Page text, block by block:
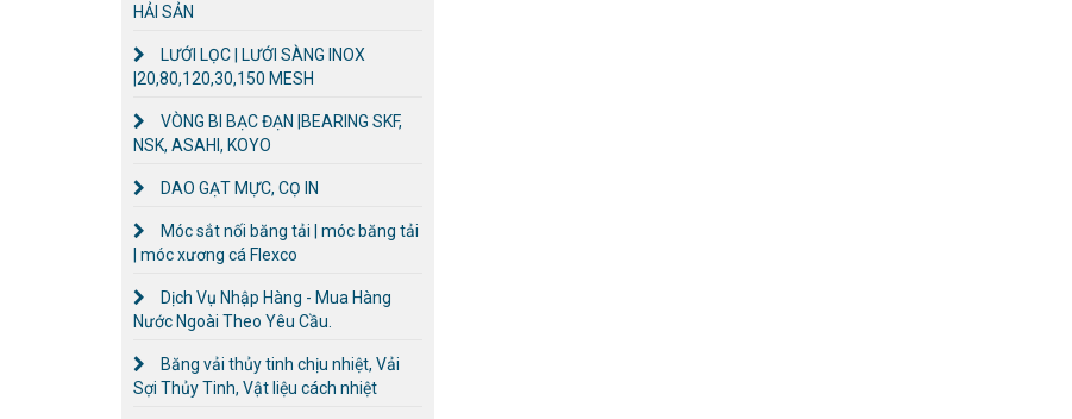
HẢI SẢN
LƯỚI LỌC | LƯỚI SÀNG INOX
|20,80,120,30,150 MESH
VÒNG BI BẠC ĐẠN |BEARING SKF,
NSK, ASAHI, KOYO
DAO GẠT MỰC, CỌ IN
Móc sắt nối băng tải | móc băng tải
| móc xương cá Flexco
Dịch Vụ Nhập Hàng - Mua Hàng
Nước Ngoài Theo Yêu Cầu.
Băng vải thủy tinh chịu nhiệt, Vải
Sợi Thủy Tinh, Vật liệu cách nhiệt